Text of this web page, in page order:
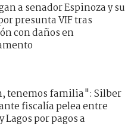
a senador Espinoza y su
presunta VIF tras
con daños en
tenemos familia": Silber
fiscalía pelea entre
Lagos por pagos a